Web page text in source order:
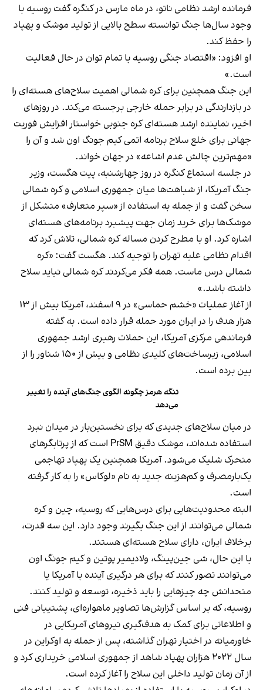
فرمانده ارشد نظامی ناتو، در ماه مارس در کنگره گفت روسیه با
وجود سال‌ها جنگ توانسته سطح بالایی از تولید موشک و پهپاد
را حفظ کند.
او افزود: «اقتصاد جنگی روسیه با تمام توان در حال فعالیت
است.»
این جنگ همچنین برای کره شمالی اهمیت سلاح‌های هسته‌ای را
در بازدارندگی در برابر حمله خارجی برجسته می‌کند. در روزهای
اخیر، نماینده ارشد هسته‌ای کره جنوبی خواستار افزایش فوریت
جهانی برای خلع سلاح برنامه اتمی کیم جونگ اون شد و آن را
«مهم‌ترین چالش عدم اشاعه» در جهان خواند.
در جلسه استماع کنگره در روز چهارشنبه، پیت هگست، وزیر
جنگ آمریکا، از شباهت‌ها میان جمهوری اسلامی و کره شمالی
سخن گفت و از جمله به استفاده از «سپر متعارف» متشکل از
موشک‌ها برای خرید زمان جهت پیشبرد برنامه‌های هسته‌ای
اشاره کرد. او با مطرح کردن مساله کره شمالی، تلاش کرد که
اقدام نظامی علیه تهران را توجیه کند. هگست گفت: «کره
شمالی درس ماست. همه فکر می‌کردند کره شمالی نباید سلاح
داشته باشد.»
از آغاز عملیات «خشم حماسی» در ۹ اسفند، آمریکا بیش از ۱۳
هزار هدف را در ایران مورد حمله قرار داده است. به گفته
فرماندهی مرکزی آمریکا، این حملات رهبری ارشد جمهوری
اسلامی، زیرساخت‌های کلیدی نظامی و بیش از ۱۵۰ شناور را از
بین برده است.
تنگه هرمز چگونه الگوی جنگ‌های آینده را تغییر
می‌دهد
در میان سلاح‌های جدیدی که برای نخستین‌بار در میدان نبرد
استفاده شده‌اند، موشک دقیق PrSM است که از پرتابگرهای
متحرک شلیک می‌شود. آمریکا همچنین یک پهپاد تهاجمی
یک‌بارمصرف و کم‌هزینه جدید به نام «لوکاس» را به کار گرفته
است.
البته محدودیت‌هایی برای درس‌هایی که روسیه، چین و کره
شمالی می‌توانند از این جنگ بگیرند وجود دارد. این سه قدرت،
برخلاف ایران، دارای سلاح هسته‌ای هستند.
با این حال، شی جین‌پینگ، ولادیمیر پوتین و کیم جونگ اون
می‌توانند تصور کنند که برای هر درگیری آینده با آمریکا یا
متحدانش چه چیزهایی را باید ذخیره، توسعه و تولید کنند.
روسیه، که بر اساس گزارش‌ها تصاویر ماهواره‌ای، پشتیبانی فنی
و اطلاعاتی برای کمک به هدف‌گیری نیروهای آمریکایی در
خاورمیانه در اختیار تهران گذاشته، پس از حمله به اوکراین در
سال ۲۰۲۲ هزاران پهپاد شاهد از جمهوری اسلامی خریداری کرد و
از آن زمان تولید داخلی این سلاح را آغاز کرده است.